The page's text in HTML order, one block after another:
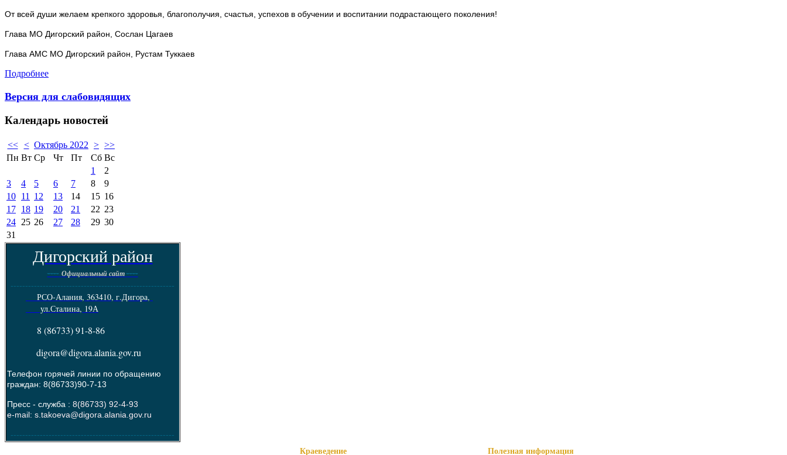
От всей души желаем крепкого здоровья, благополучия, счастья, успехов в обучении и воспитании подрастающего поколения!
Глава МО Дигорский район, Сослан Цагаев
Глава АМС МО Дигорский район, Рустам Туккаев
Подробнее
Версия для слабовидящих
Календарь новостей
<< < Октябрь 2022 > >>
Пн Вт Ср Чт Пт Сб Вс
1
2
3
4 5 6 7 8
9
10 11 12 13 14 15 16
17 18 19 20 21 22 23
24 25 26 27 28 29 30
31
Дигорский район
---- Официальный сайт----
--------------------------------------------------------
РСО-Алания, 363410, г.Дигора,
ул.Сталина, 19А
8 (86733) 91-8-86
digora@digora.alania.gov.ru
Телефон горячей линии по обращению
граждан: 8(86733)90-7-13
Пресс - служба : 8(86733) 92-4-93
e-mail: s.takoeva@digora.alania.gov.ru
--------------------------------------------------------
Краеведение Полезная информация